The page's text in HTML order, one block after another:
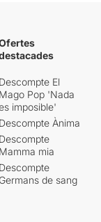
Descompte El
Mago Pop 'Nada
imposible'
Descompte Ànima
Descompte
Mamma mia
Descompte
Germans de sang